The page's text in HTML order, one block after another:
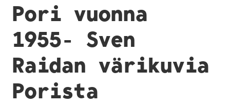
Pori vuonna
1955- Sven
Raidan värikuvia
Porista